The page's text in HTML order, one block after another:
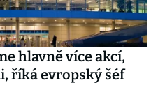
hlavně více akcí,
říká evropský šéf